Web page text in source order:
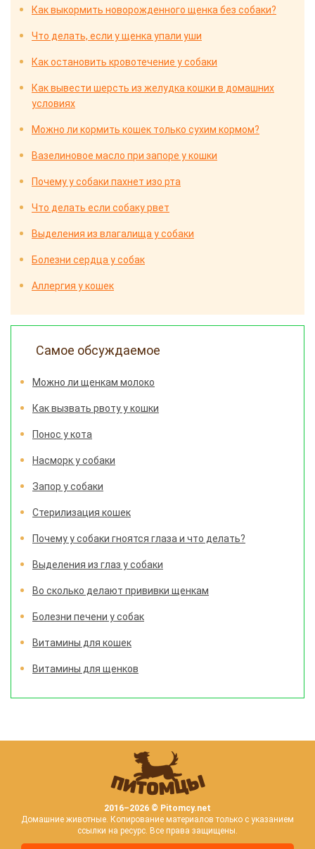
Как выкормить новорожденного щенка без собаки?
Что делать, если у щенка упали уши
Как остановить кровотечение у собаки
Как вывести шерсть из желудка кошки в домашних
условиях
Можно ли кормить кошек только сухим кормом?
Вазелиновое масло при запоре у кошки
Почему у собаки пахнет изо рта
Что делать если собаку рвет
Выделения из влагалища у собаки
Болезни сердца у собак
Аллергия у кошек
Самое обсуждаемое
Можно ли щенкам молоко
Как вызвать рвоту у кошки
Понос у кота
Насморк у собаки
Запор у собаки
Стерилизация кошек
Почему у собаки гноятся глаза и что делать?
Выделения из глаз у собаки
Во сколько делают прививки щенкам
Болезни печени у собак
Витамины для кошек
Витамины для щенков
2016–2026 © Pitomcy.net
Домашние животные. Копирование материалов только с указанием
ссылки на ресурс. Все права защищены.